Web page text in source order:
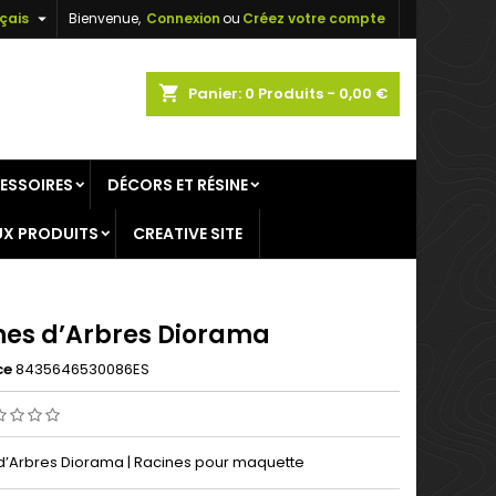
Bienvenue, Connexionou Créez votre compte

shopping_cart Panier: 0 Produits - 0,00 €
DÉCORS ET RÉSINE
PRODUITS CREATIVE SITE
d’Arbres Diorama
8435646530086ES
Diorama | Racines pour maquette